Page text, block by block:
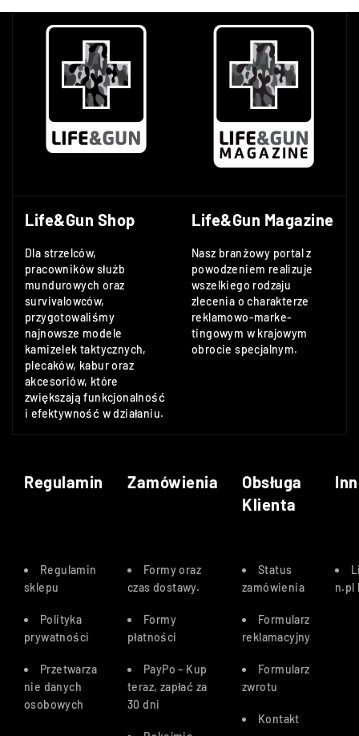
Life&Gun Shop
Dla strzelców,
pracowników służb
mundurowych oraz
survivalowców,
przygotowaliśmy
najnowsze modele
kamizelek taktycznych,
plecaków, kabur oraz
akcesoriów, które
zwiększają funkcjonalność
i efektywność w działaniu.
Life&Gun Magazine
Nasz branżowy portal z
powodzeniem realizuje
wszelkiego rodzaju
zlecenia o charakterze
reklamowo-marke-
tingowym w krajowym
obrocie specjalnym.
Regulamin Zamówienia
Obsługa
Klienta
Regulamin
sklepu
Polityka
prywatności
Przetwarza
nie danych
osobowych
Formy oraz
czas dostawy.
Formy
płatności
PayPo – Kup
teraz, zapłać za
30 dni
Status
zamówienia
Formularz
reklamacyjny
Formularz
zwrotu
Kontakt
n.pl